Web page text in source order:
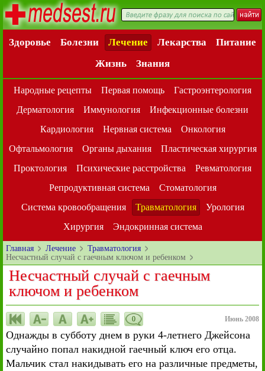
Здоровье Болезни Лечение Лекарства
Питание
Жизнь
Знания
Народные рецепты Первая помощь
Гастроэнтерология
Дерматология
Иммунология
Инфекционные болезни
Кардиология
Нервная система
Онкология
Офтальмология
Органы дыхания
Пластическая хирургия
Проктология
Психические расстройства
Ревматология
Репродуктивная система
Стоматология
Система кровообращения
Травматология
Урология
Хирургия
Эндокринная система
Главная Лечение
Травматология
Несчастный случай с гаечным ключом и ребенком
Несчастный случай с гаечным
ключом и ребенком
0 Июнь 2008
Однажды в субботу днем в руки 4-летнего Джейсона
случайно попал накидной гаечный ключ его отца.
Мальчик стал накидывать его на различные предметы,